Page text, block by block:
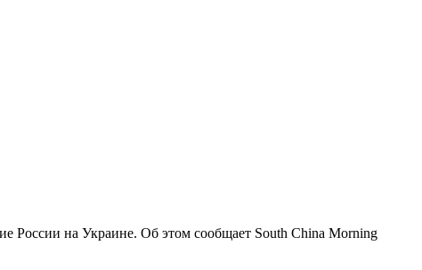
России на Украине. Об этом сообщает South China Morning